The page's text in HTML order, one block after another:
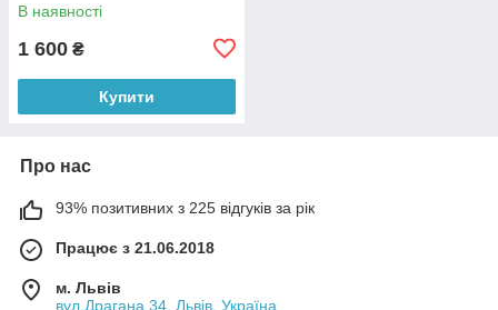
В наявності
1 600 ₴
Купити
Про нас
93% позитивних з 225 відгуків за рік
Працює з 21.06.2018
м. Львів
вул.Драгана 34, Львів, Україна